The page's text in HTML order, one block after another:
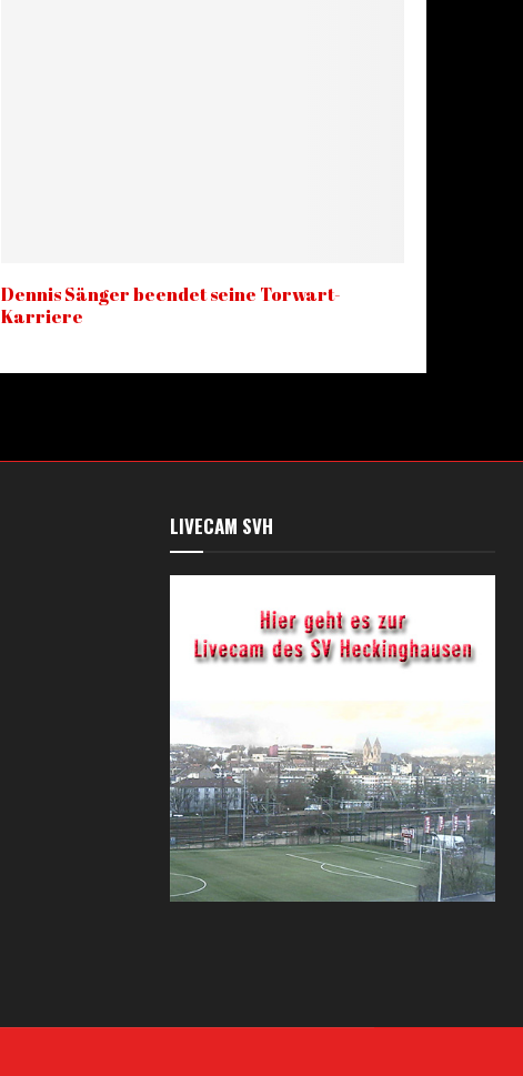
Dennis Sänger beendet seine Torwart-
Karriere
LIVECAM SVH